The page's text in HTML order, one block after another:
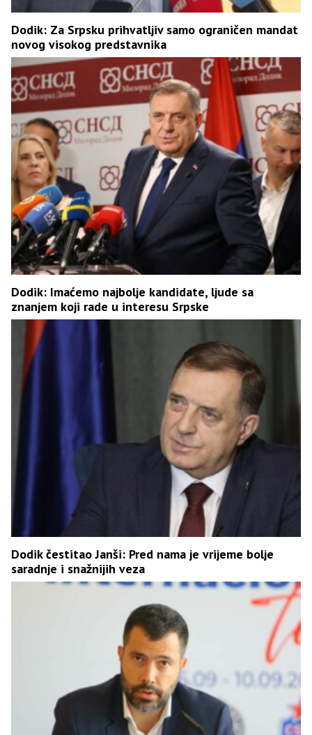
Dodik: Za Srpsku prihvatljiv samo ograničen mandat
novog visokog predstavnika
Dodik: Imaćemo najbolje kandidate, ljude sa
znanjem koji rade u interesu Srpske
Dodik čestitao Janši: Pred nama je vrijeme bolje
saradnje i snažnijih veza